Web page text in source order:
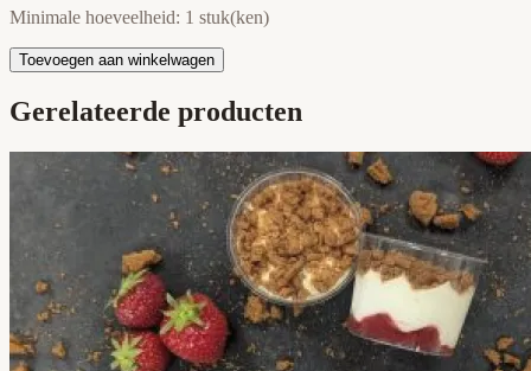
Minimale hoeveelheid: 1 stuk(ken)
Toevoegen aan winkelwagen
Gerelateerde producten